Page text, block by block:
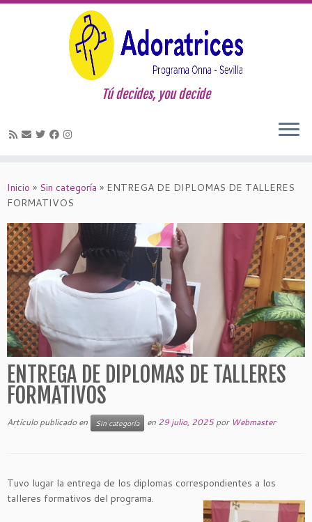
contenido
Tú decides, you decide
Inicio » Sin categoría » ENTREGA DE DIPLOMAS DE TALLERES
FORMATIVOS
ENTREGA DE DIPLOMAS DE TALLERES
FORMATIVOS
Artículo publicado en Sin categoría en 29 julio, 2025 por Webmaster
Tuvo lugar la entrega de los diplomas correspondientes a los
talleres formativos del programa.